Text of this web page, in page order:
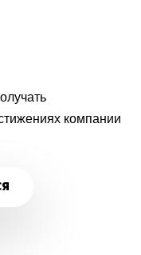
компании